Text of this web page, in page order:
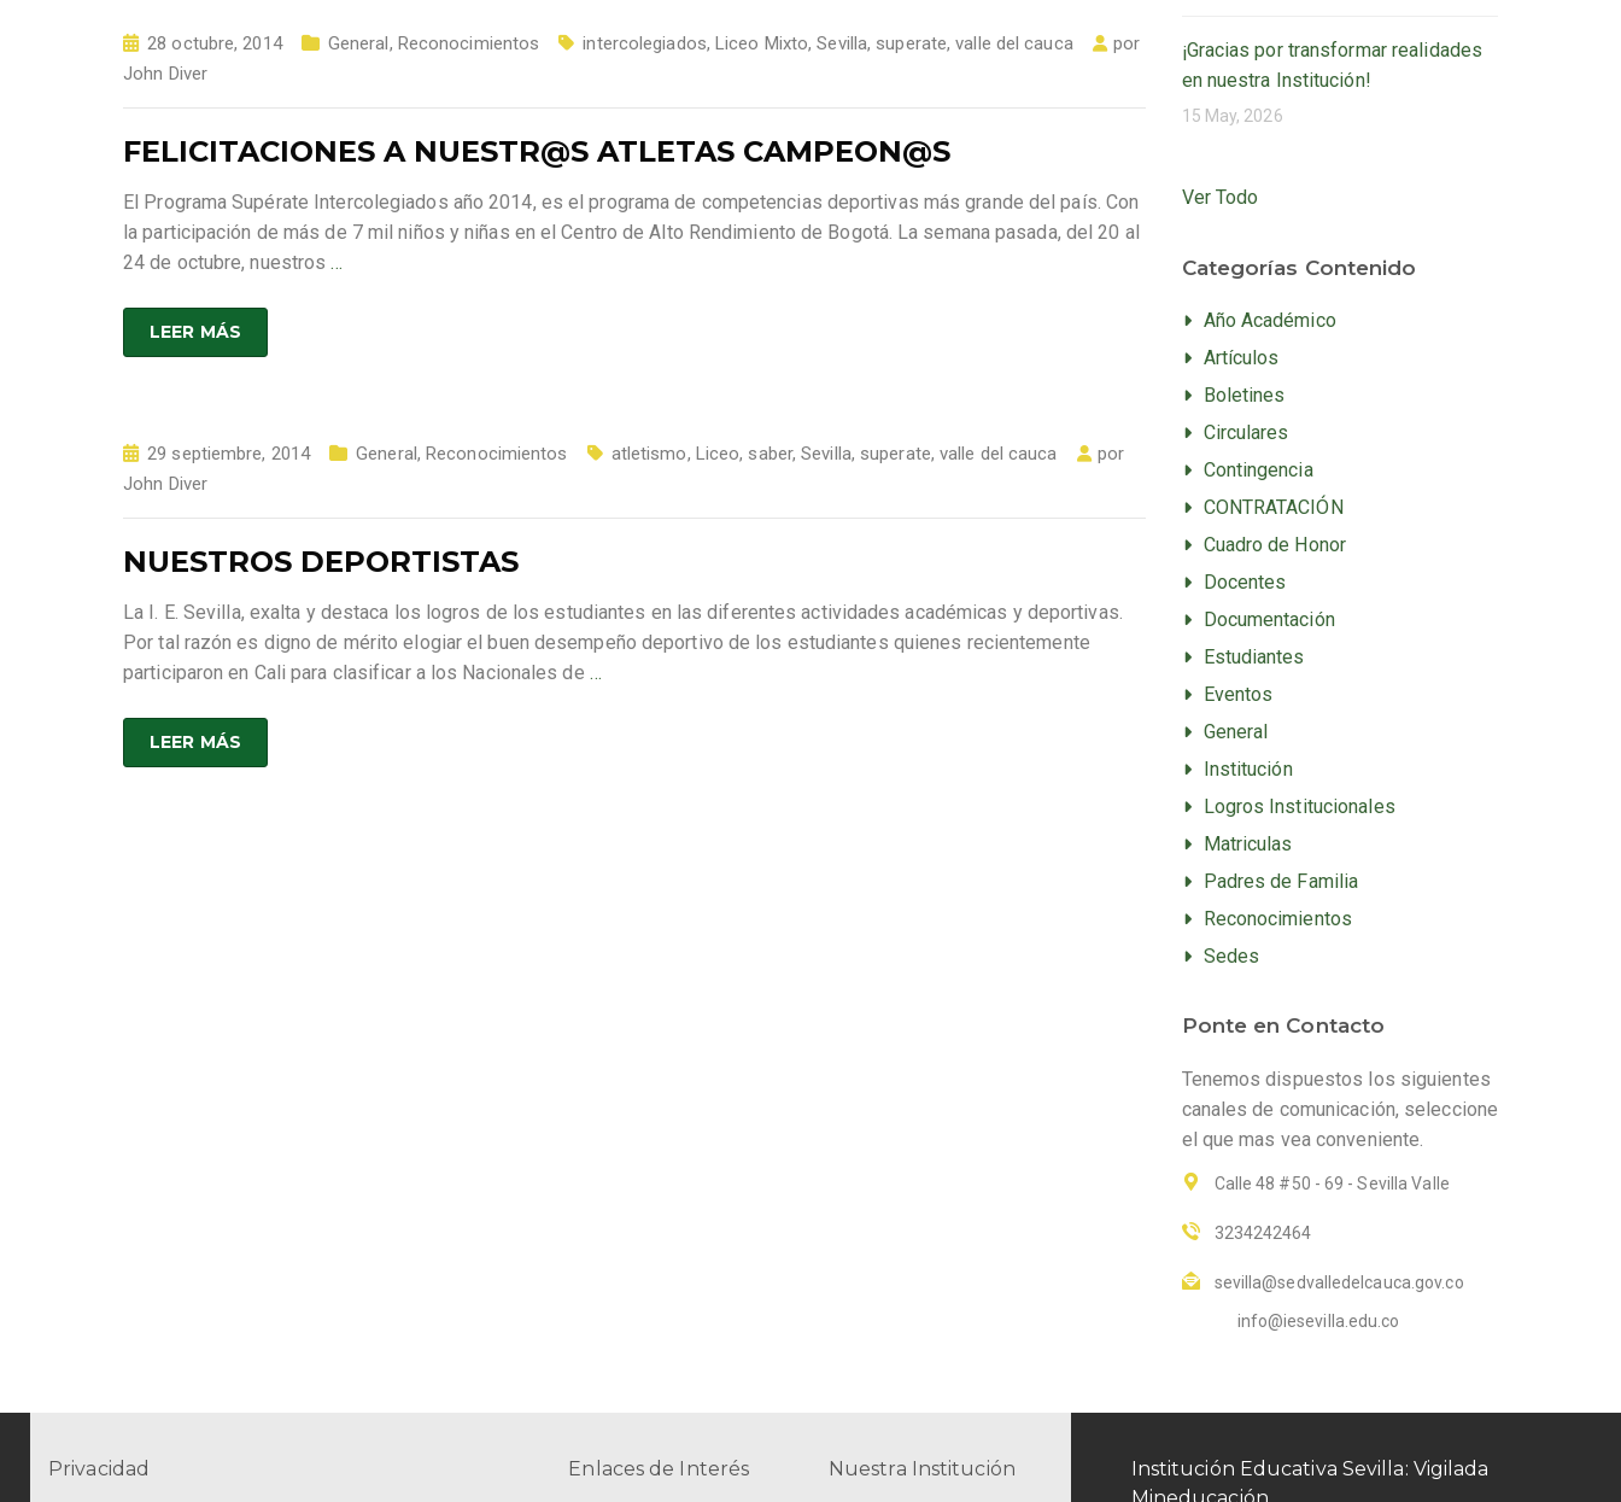
28 octubre, 2014 General, Reconocimientos intercolegiados,Liceo Mixto,Sevilla, superate,valle del cauca
por
John Diver
FELICITACIONES A NUESTR@S ATLETAS CAMPEON@S
El Programa Supérate Intercolegiados año 2014, es el programa de competencias deportivas más grande del país. Con
la participación de más de 7 mil niños y niñas en el Centro de Alto Rendimiento de Bogotá. La semana pasada, del 20 al
24 de octubre, nuestros…
LEER MÁS
29 septiembre, 2014 General,Reconocimientos atletismo, Liceo, saber,Sevilla, superate,valle del cauca
por
John Diver
NUESTROS DEPORTISTAS
La I. E. Sevilla, exalta y destaca los logros de los estudiantes en las diferentes actividades académicas y deportivas.
Por tal razón es digno de mérito elogiar el buen desempeño deportivo de los estudiantes quienes recientemente
participaron en Cali para clasificar a los Nacionales de …
LEER MÁS
¡Gracias por transformar realidades
en nuestra Institución!
15 May, 2026
Ver Todo
Categorías Contenido
Año Académico
Artículos
Boletines
Circulares
Contingencia
CONTRATACIÓN
Cuadro de Honor
Docentes
Documentación
Estudiantes
Eventos
General
Institución
Logros Institucionales
Matriculas
Padres de Familia
Reconocimientos
Sedes
Ponte en Contacto
Tenemos dispuestos los siguientes
canales de comunicación, seleccione
el que mas vea conveniente.
Calle 48 #50 - 69 - Sevilla Valle
3234242464
sevilla@sedvalledelcauca.gov.co
info@iesevilla.edu.co
Privacidad Enlaces de Interés Nuestra Institución
Institución Educativa Sevilla: Vigilada